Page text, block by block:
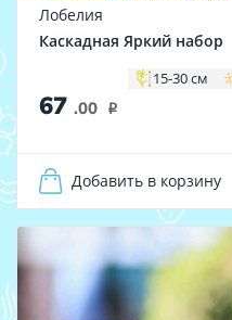
Лобелия
Каскадная Яркий набор
15-30 см
67 .00 i
Добавить в корзину